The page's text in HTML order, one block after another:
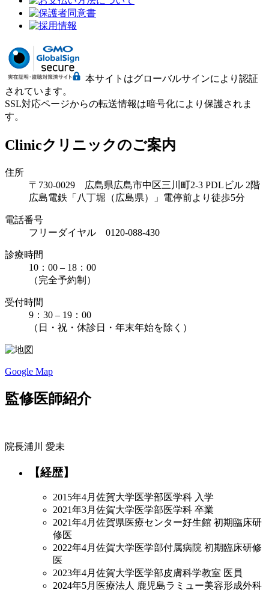
本サイトはグローバルサインにより認証
されています。
SSL対応ページからの転送情報は暗号化により保護されま
す。
Clinicクリニックのご案内
住所
〒730-0029 広島県広島市中区三川町2-3 PDLビル 2階
広島電鉄「八丁堀（広島県）」電停前より徒歩5分
電話番号
フリーダイヤル 0120-088-430
診療時間
10：00 – 18：00
（完全予約制）
受付時間
9：30 – 19：00
（日・祝・休診日・年末年始を除く）
Google Map
監修医師紹介
院長浦川 愛未
【経歴】
2015年4月 佐賀大学医学部医学科 入学
2021年3月 佐賀大学医学部医学科 卒業
2021年4月 佐賀県医療センター好生館 初期臨床研
修医
2022年4月 佐賀大学医学部付属病院 初期臨床研修
医
2023年4月 佐賀大学医学部皮膚科学教室 医員
2024年5月 医療法人 鹿児島ラミュー美容形成外科